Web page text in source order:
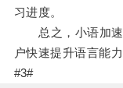
习进度。
总之，小语加速
户快速提升语言能力
#3#